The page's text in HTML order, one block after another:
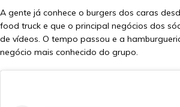
A gente já conhece o burgers dos caras
food truck e que o principal negócios dos
de vídeos. O tempo passou e a
negócio mais conhecido do grupo.